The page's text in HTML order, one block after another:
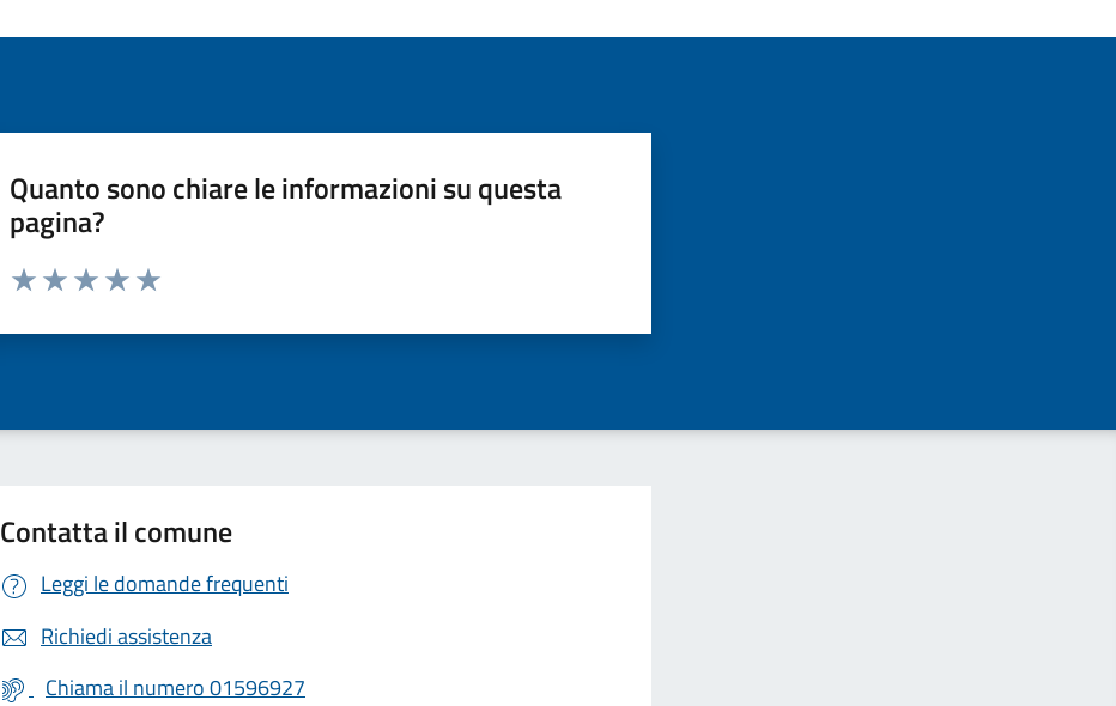
Quanto sono chiare le informazioni su questa
pagina?
Valuta da 1 a 5 stelle la pagina
Contatta il comune
Leggi le domande frequenti
Richiedi assistenza
Chiama il numero 01596927